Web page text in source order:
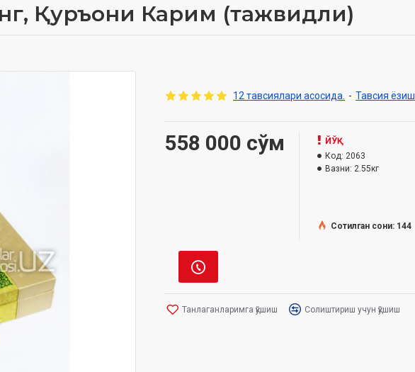
Қуръони Карим (тажвидли)
12 тавсиялари асосида. - Тавсия ёзиш
558 000 сўм
ЙЎҚ
Код: 2063
Вазни: 2.55кг
Сотилган сони: 144
Танлаганларимга қўшиш Солиштириш учун қўшиш